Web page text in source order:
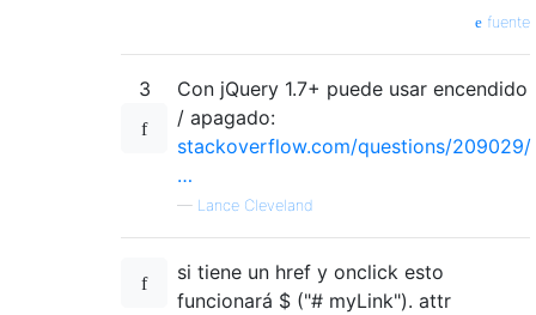
fuente
3
Con jQuery 1.7+ puede usar encendido
/ apagado:
stackoverflow.com/questions/209029/
…
— Lance Cleveland
si tiene un href y onclick esto
funcionará $ ("# myLink"). attr